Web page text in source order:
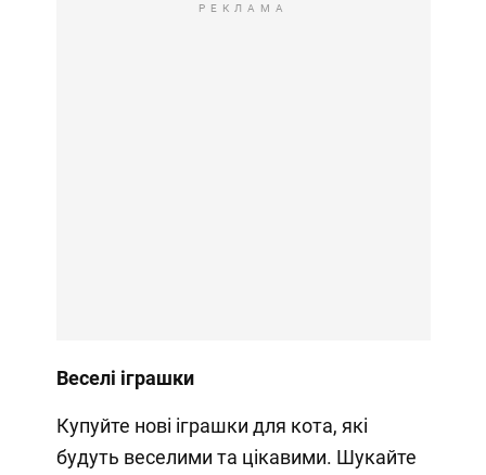
РЕКЛАМА
Веселі іграшки
Купуйте нові іграшки для кота, які
будуть веселими та цікавими. Шукайте